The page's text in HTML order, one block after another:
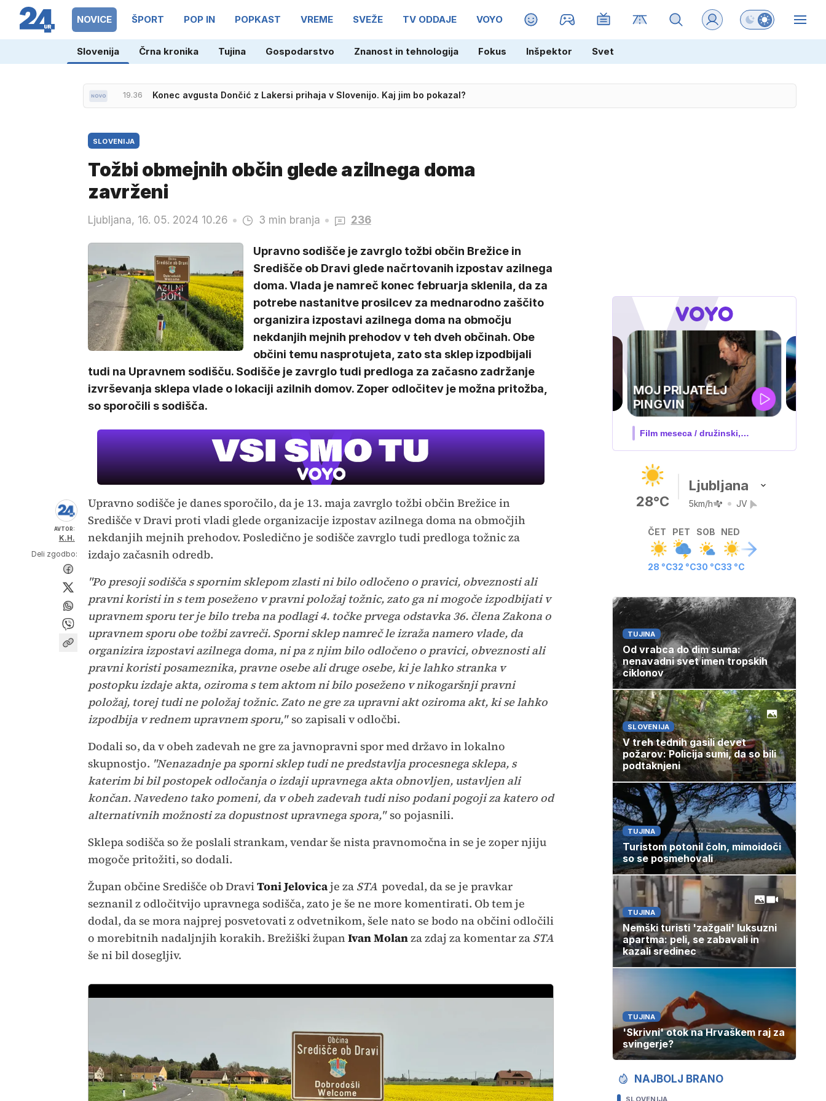
NOVICE ŠPORT POP IN POPKAST VREME SVEŽE TV ODDAJE VOYO MAGAZIN Preklopi barvni
Slovenija Črna kronika Tujina Gospodarstvo Znanost in tehnologija Fokus Inšpektor Svet
SLOVENIJA
Tožbi obmejnih občin glede azilnega doma
zavrženi
Ljubljana, 16. 05. 2024 10.26 3 min branja 236
Upravno sodišče je zavrglo tožbi občin Brežice in
Središče ob Dravi glede načrtovanih izpostav azilnega
doma. Vlada je namreč konec februarja sklenila, da za
potrebe nastanitve prosilcev za mednarodno zaščito
organizira izpostavi azilnega doma na območju
nekdanjih mejnih prehodov v teh dveh občinah. Obe
občini temu nasprotujeta, zato sta sklep izpodbijali
tudi na Upravnem sodišču. Sodišče je zavrglo tudi predloga za začasno zadržanje
izvrševanja sklepa vlade o lokaciji azilnih domov. Zoper odločitev je možna pritožba,
so sporočili s sodišča.
AVTOR:
K.H.
Deli zgodbo:
Upravno sodišče je danes sporočilo, da je 13. maja zavrglo tožbi občin Brežice in
Središče v Dravi proti vladi glede organizacije izpostav azilnega doma na območjih
nekdanjih mejnih prehodov. Posledično je sodišče zavrglo tudi predloga tožnic za
izdajo začasnih odredb.
"Po presoji sodišča s spornim sklepom zlasti ni bilo odločeno o pravici, obveznosti ali
pravni koristi in s tem poseženo v pravni položaj tožnic, zato ga ni mogoče izpodbijati v
upravnem sporu ter je bilo treba na podlagi 4. točke prvega odstavka 36. člena Zakona o
upravnem sporu obe tožbi zavreči. Sporni sklep namreč le izraža namero vlade, da
organizira izpostavi azilnega doma, ni pa z njim bilo odločeno o pravici, obveznosti ali
pravni koristi posameznika, pravne osebe ali druge osebe, ki je lahko stranka v
postopku izdaje akta, oziroma s tem aktom ni bilo poseženo v nikogaršnji pravni
položaj, torej tudi ne položaj tožnic. Zato ne gre za upravni akt oziroma akt, ki se lahko
izpodbija v rednem upravnem sporu,"so zapisali v odločbi.
Dodali so, da v obeh zadevah ne gre za javnopravni spor med državo in lokalno
skupnostjo. "Nenazadnje pa sporni sklep tudi ne predstavlja procesnega sklepa, s
katerim bi bil postopek odločanja o izdaji upravnega akta obnovljen, ustavljen ali
končan. Navedeno tako pomeni, da v obeh zadevah tudi niso podani pogoji za katero od
alternativnih možnosti za dopustnost upravnega spora,"so pojasnili.
Sklepa sodišča so že poslali strankam, vendar še nista pravnomočna in se je zoper njiju
mogoče pritožiti, so dodali.
Župan občine Središče ob DraviToni Jelovicaje za STA povedal, da se je pravkar
seznanil z odločitvijo upravnega sodišča, zato je še ne more komentirati. Ob tem je
dodal, da se mora najprej posvetovati z odvetnikom, šele nato se bodo na občini odločili
o morebitnih nadaljnjih korakih. Brežiški županIvan Molanza zdaj za komentar za STA
še ni bil dosegljiv.
UEFA
SUPERPOKAL
V živo na VOYO: sreda ob 20.30
28°C
Ljubljana
5km/h JV
ČET
28 °C
PET
32 °C
SOB
30 °C
NED
33 °C
TUJINA
Od vrabca do dim suma:
nenavadni svet imen tropskih
ciklonov
SLOVENIJA
V treh tednih gasili devet
požarov: Policija sumi, da so bili
podtaknjeni
TUJINA
Turistom potonil čoln, mimoidoči
so se posmehovali
TUJINA
Nemški turisti 'zažgali' luksuzni
apartma: peli, se zabavali in
kazali sredinec
TUJINA
'Skrivni' otok na Hrvaškem raj za
svingerje?
NAJBOLJ BRANO